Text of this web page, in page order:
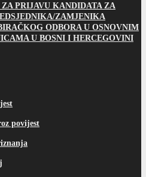
PRIJAVU KANDIDATA ZA
ZAMJENIKA
ODBORA U OSNOVNIM
U BOSNI I HERCEGOVINI
povijest